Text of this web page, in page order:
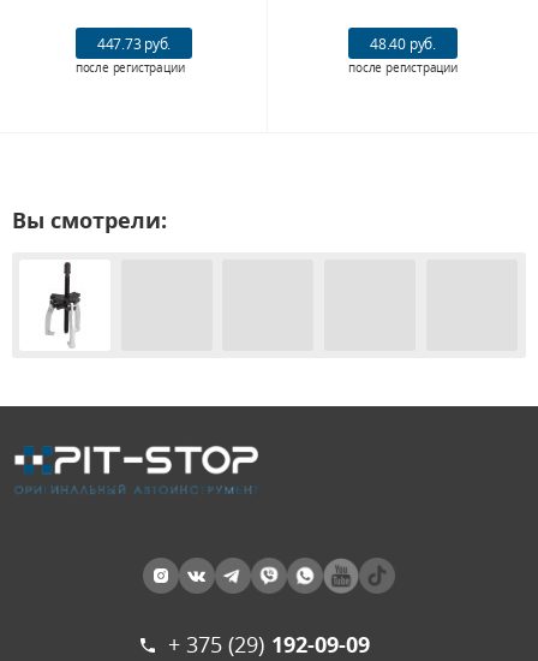
447.73 руб.
после регистрации
48.40 руб.
после регистрации
Вы смотрели:
+ 375 (29) 192-09-09